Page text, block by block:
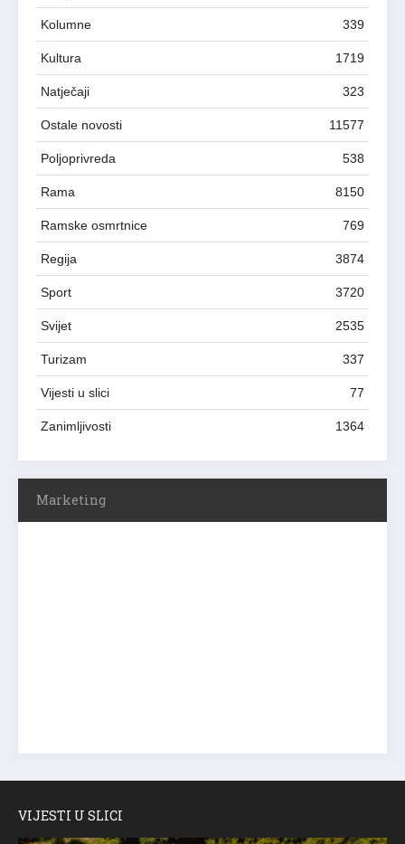
Kolumne 339
Kultura 1719
Natječaji 323
Ostale novosti 11577
Poljoprivreda 538
Rama 8150
Ramske osmrtnice 769
Regija 3874
Sport 3720
Svijet 2535
Turizam 337
Vijesti u slici 77
Zanimljivosti 1364
Marketing
VIJESTI U SLICI